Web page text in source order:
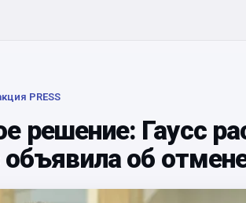
PRESS
решение: Гаусс
об